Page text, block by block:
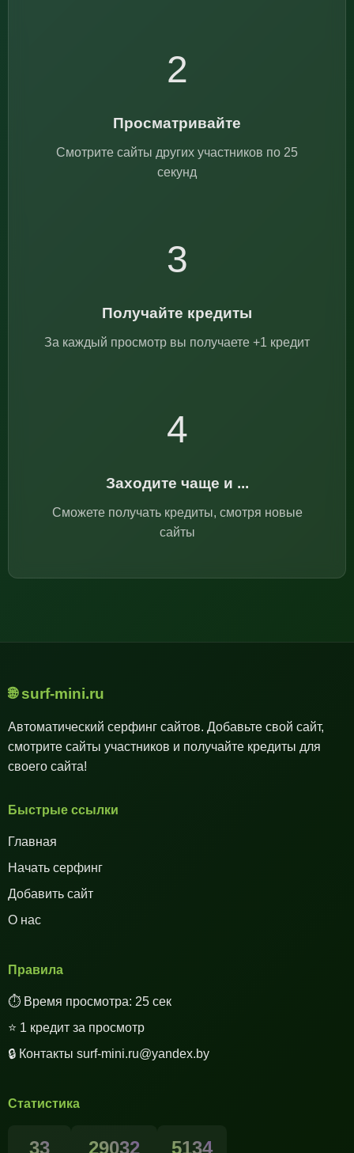
2
Просматривайте
Смотрите сайты других участников по 25
секунд
3
Получайте кредиты
За каждый просмотр вы получаете +1 кредит
4
Заходите чаще и ...
Сможете получать кредиты, смотря новые
сайты
🌐 surf-mini.ru
Автоматический серфинг сайтов. Добавьте свой сайт,
смотрите сайты участников и получайте кредиты для
своего сайта!
Быстрые ссылки
Главная
Начать серфинг
Добавить сайт
О нас
Правила
⏱️ Время просмотра: 25 сек
⭐ 1 кредит за просмотр
🔒 Контакты surf-mini.ru@yandex.by
Статистика
33 29032 5134